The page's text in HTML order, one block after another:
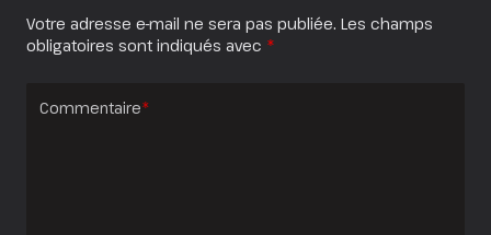
Votre adresse e-mail ne sera pas publiée. Les champs
obligatoires sont indiqués avec *
Commentaire*